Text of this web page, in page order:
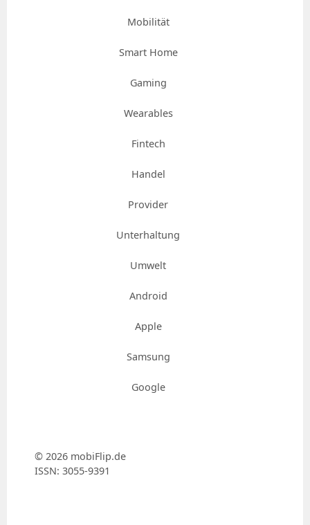
Mobilität
Smart Home
Gaming
Wearables
Fintech
Handel
Provider
Unterhaltung
Umwelt
Android
Apple
Samsung
Google
© 2026 mobiFlip.de
ISSN: 3055-9391